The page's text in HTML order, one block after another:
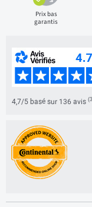
Prix bas
garantis
4,7/5 basé sur 136 avis